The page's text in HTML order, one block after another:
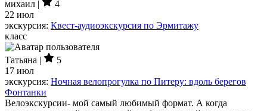
михаил |
4
22 июл
экскурсия: Квест-аудиоэкскурсия по Эрмитажу
класс
Татьяна |
5
17 июл
экскурсия: Ночная велопрогулка по Питеру: вдоль берегов
Фонтанки
Велоэкскурсии- мой самый любимый формат. А когда